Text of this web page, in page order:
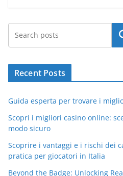
Recent Posts
Guida esperta per trovare i
Scopri i migliori casino online:
modo sicuro
Scoprire i vantaggi e i rischi dei
pratica per giocatori in Italia
Beyond the Badge: Unlocking